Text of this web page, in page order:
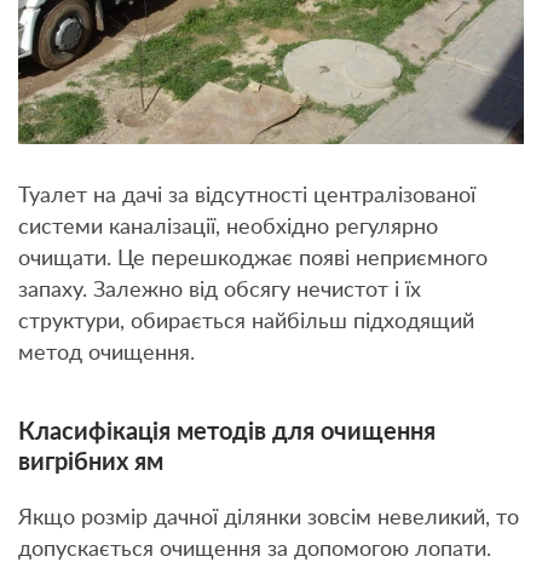
Туалет на дачі за відсутності централізованої
системи каналізації, необхідно регулярно
очищати. Це перешкоджає появі неприємного
запаху. Залежно від обсягу нечистот і їх
структури, обирається найбільш підходящий
метод очищення.
Класифікація методів для очищення
вигрібних ям
Якщо розмір дачної ділянки зовсім невеликий, то
допускається очищення за допомогою лопати.